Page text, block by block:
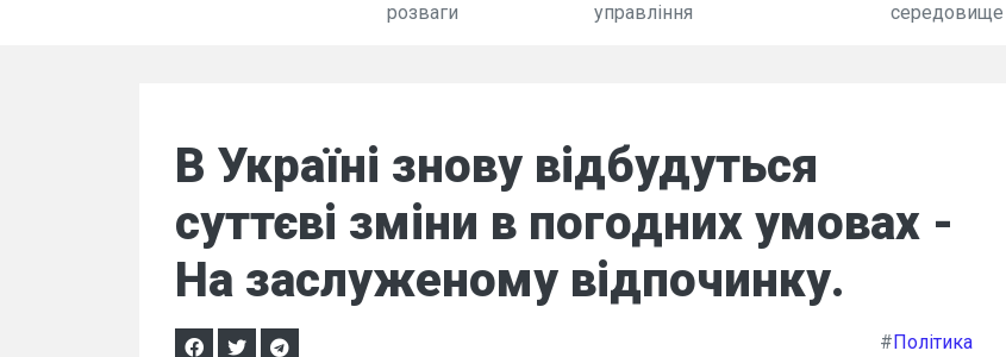
розваги
управління
середовище
В Україні знову відбудуться
суттєві зміни в погодних умовах -
На заслуженому відпочинку.
#Політика